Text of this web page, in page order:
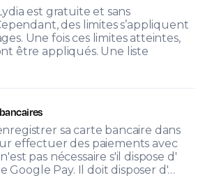
est gratuite et sans
des limites s’appliquent
Une fois ces limites atteintes,
être appliqués. Une liste
sa carte bancaire dans
effectuer des paiements avec
pas nécessaire s'il dispose d'
Google Pay. Il doit disposer d'…